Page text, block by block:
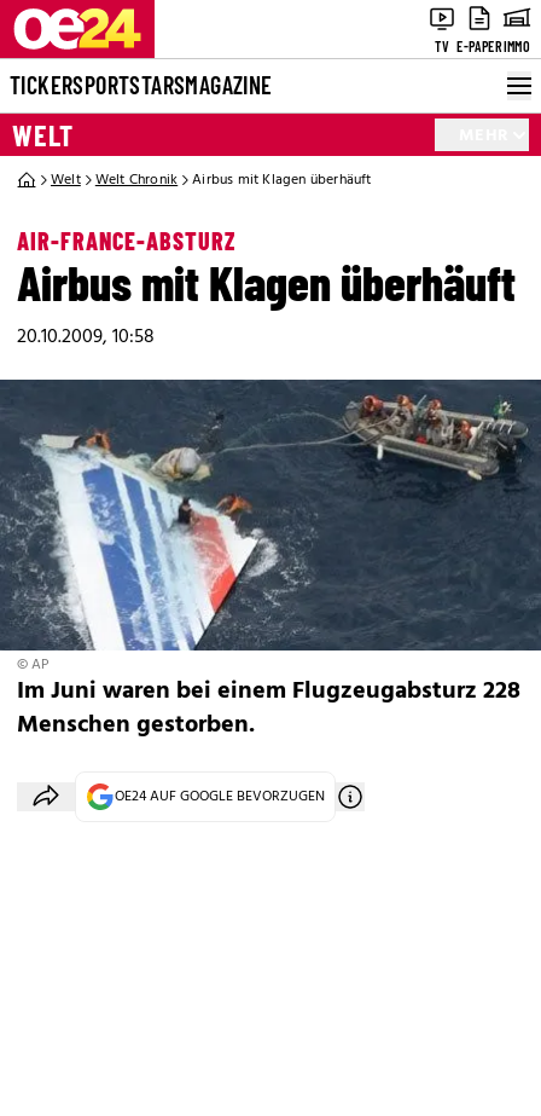
TV E-PAPERIMMO
TICKERSPORTSTARSMAGAZINE
WELT
Welt Welt Chronik Airbus mit Klagen überhäuft
AIR-FRANCE-ABSTURZ
Airbus mit Klagen überhäuft
20.10.2009, 10:58
© AP
Im Juni waren bei einem Flugzeugabsturz 228
Menschen gestorben.
OE24 AUF GOOGLE BEVORZUGEN